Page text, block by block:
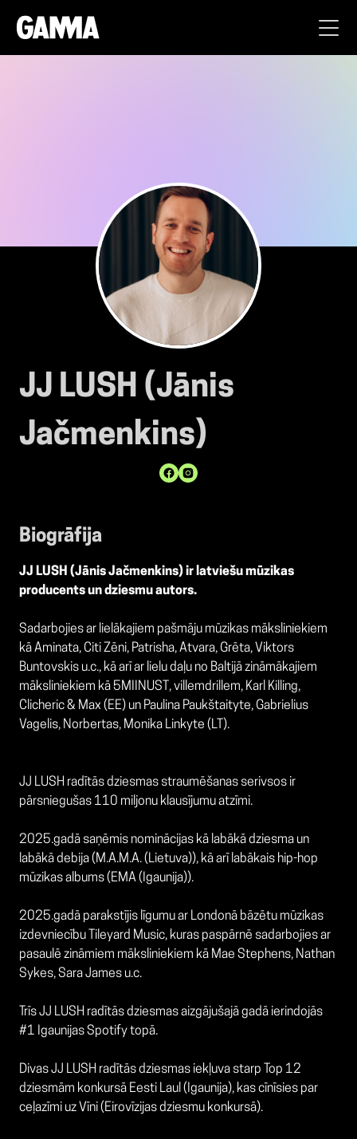
JJ LUSH (Jānis
Jačmenkins)
Biogrāfija
JJ LUSH (Jānis Jačmenkins) ir latviešu mūzikas
producents un dziesmu autors.
Sadarbojies ar lielākajiem pašmāju mūzikas māksliniekiem
kā Aminata, Citi Zēni, Patrisha, Atvara, Grēta, Viktors
Buntovskis u.c., kā arī ar lielu daļu no Baltijā zināmākajiem
māksliniekiem kā 5MIINUST, villemdrillem, Karl Killing,
Clicheric & Max (EE) un Paulina Paukštaityte, Gabrielius
Vagelis, Norbertas, Monika Linkyte (LT).
JJ LUSH radītās dziesmas straumēšanas serivsos ir
pārsniegušas 110 miljonu klausījumu atzīmi.
2025.gadā saņēmis nominācijas kā labākā dziesma un
labākā debija (M.A.M.A. (Lietuva)), kā arī labākais hip-hop
mūzikas albums (EMA (Igaunija)).
2025.gadā parakstījis līgumu ar Londonā bāzētu mūzikas
izdevniecību Tileyard Music, kuras paspārnē sadarbojies ar
pasaulē zināmiem māksliniekiem kā Mae Stephens, Nathan
Sykes, Sara James u.c.
Trīs JJ LUSH radītās dziesmas aizgājušajā gadā ierindojās
#1 Igaunijas Spotify topā.
Divas JJ LUSH radītās dziesmas iekļuva starp Top 12
dziesmām konkursā Eesti Laul (Igaunija), kas cīnīsies par
ceļazīmi uz Vīni (Eirovīzijas dziesmu konkursā).